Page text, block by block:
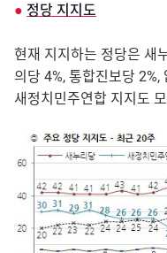
● 정당 지지도
현재 지지하는 정당은 새
의당 4%, 통합진보당
새정치민주연합 지지도